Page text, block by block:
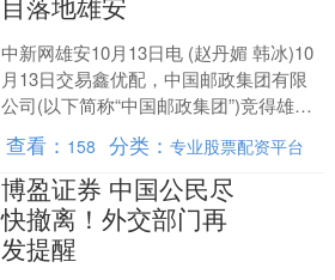
中新网雄安10月13日电 (赵丹媚 韩冰)10
月13日交易鑫优配，中国邮政集团有限
公司(以下简称“中国邮政集团”)竞得雄安
新区启动区互联网产业园片区某宗地，
宗地....
查看： 158 分类：专业股票配资平台
博盈证券 中国公民尽
快撤离！外交部门再
发提醒